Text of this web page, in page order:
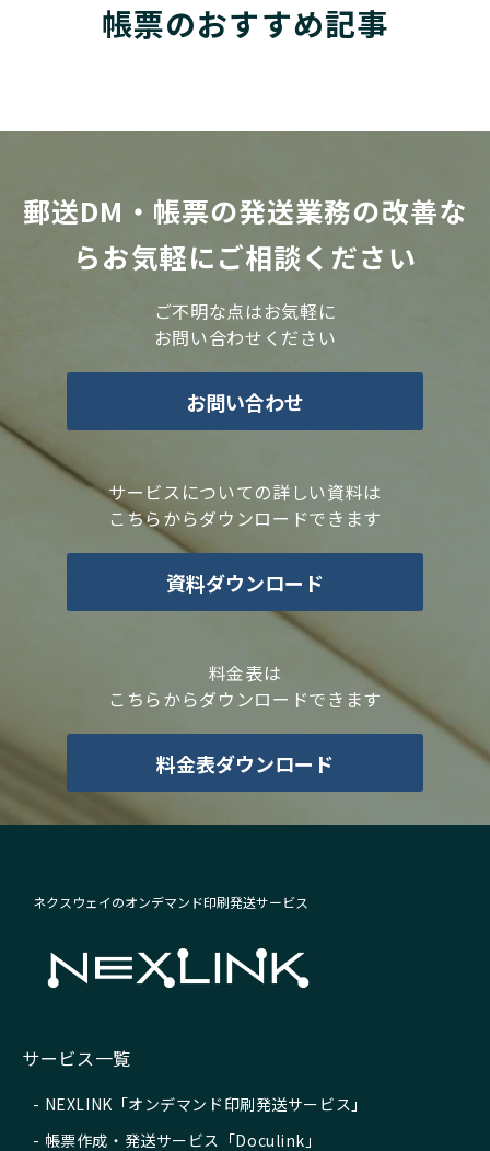
帳票のおすすめ記事
郵送DM・帳票の発送業務の改善な
らお気軽にご相談ください
ご不明な点はお気軽に
お問い合わせください
お問い合わせ
サービスについての詳しい資料は
こちらからダウンロードできます
資料ダウンロード
料金表は
こちらからダウンロードできます
料金表ダウンロード
ネクスウェイのオンデマンド印刷発送サービス
サービス一覧
NEXLINK「オンデマンド印刷発送サービス」
帳票作成・発送サービス「Doculink」